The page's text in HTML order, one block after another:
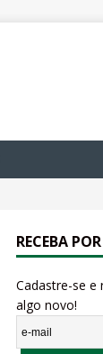
RECEBA
Cadastre-se e
algo novo!